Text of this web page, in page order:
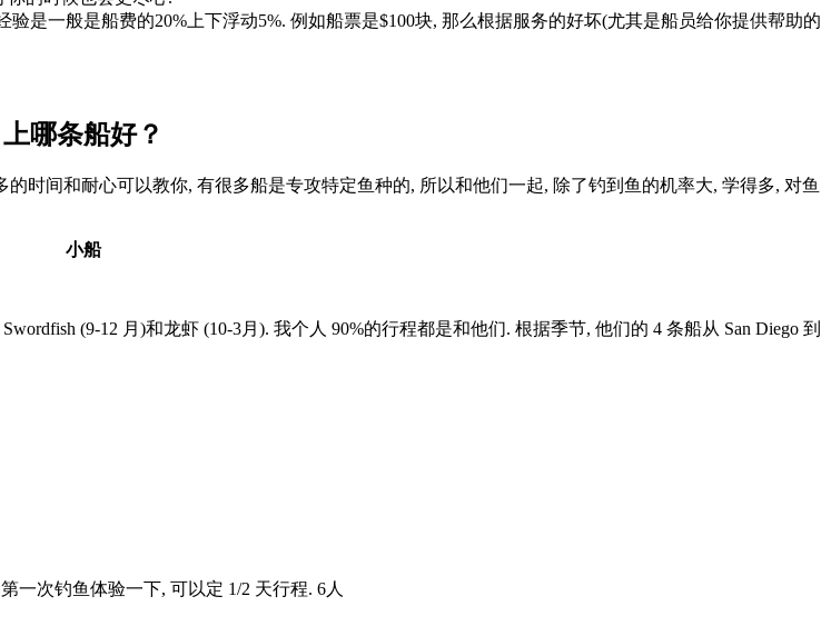
是一般是船费的20%上下浮动5%. 例如船票是$100块, 那么根据服务的好坏(尤其是船员给你提供帮助的
上哪条船好？
时间和耐心可以教你, 有很多船是专攻特定鱼种的, 所以和他们一起, 除了钓到鱼的机率大, 学得多, 对鱼
小船
(9-12 月)和龙虾 (10-3月). 我个人 90%的行程都是和他们. 根据季节, 他们的 4 条船从 San Diego 到
一次钓鱼体验一下, 可以定 1/2 天行程. 6人